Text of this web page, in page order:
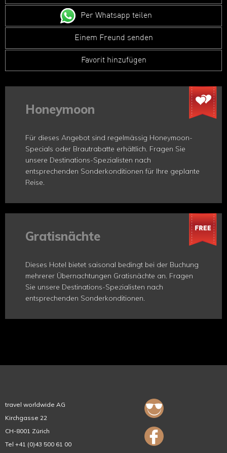
Per Whatsapp teilen
Einem Freund senden
Favorit hinzufügen
Honeymoon
Für dieses Angebot sind regelmässig Honeymoon-
Specials oder Brautrabatte erhältlich. Fragen Sie
unsere Destinations-Spezialisten nach
entsprechenden Sonderkonditionen für Ihre geplante
Reise.
Gratisnächte
Dieses Hotel bietet saisonal bedingt bei der Buchung
mehrerer Übernachtungen Gratisnächte an. Fragen
Sie unsere Destinations-Spezialisten nach
entsprechenden Sonderkonditionen.
travel worldwide AG
Kirchgasse 22
CH-8001 Zürich
Tel +41 (0)43 500 61 00